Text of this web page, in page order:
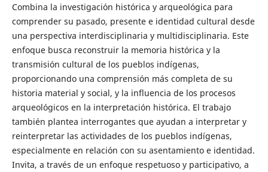
Combina la investigación histórica y arqueológica para
comprender su pasado, presente e identidad cultural desde
una perspectiva interdisciplinaria y multidisciplinaria. Este
enfoque busca reconstruir la memoria histórica y la
transmisión cultural de los pueblos indígenas,
proporcionando una comprensión más completa de su
historia material y social, y la influencia de los procesos
arqueológicos en la interpretación histórica. El trabajo
también plantea interrogantes que ayudan a interpretar y
reinterpretar las actividades de los pueblos indígenas,
especialmente en relación con su asentamiento e identidad.
Invita, a través de un enfoque respetuoso y participativo, a